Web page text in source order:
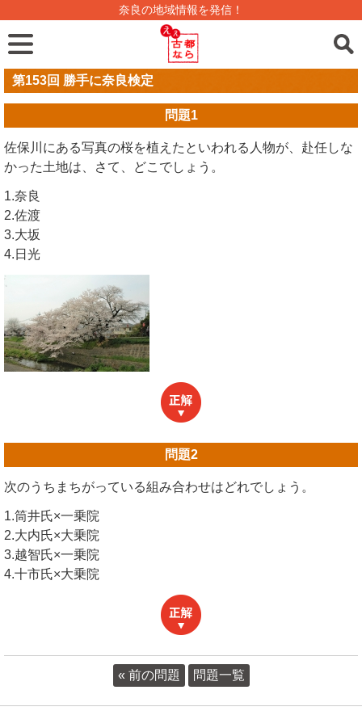
奈良の地域情報を発信！
第153回 勝手に奈良検定
問題1
佐保川にある写真の桜を植えたといわれる人物が、赴任しな
かった土地は、さて、どこでしょう。
1.奈良
2.佐渡
3.大坂
4.日光
問題2
次のうちまちがっている組み合わせはどれでしょう。
1.筒井氏×一乗院
2.大内氏×大乗院
3.越智氏×一乗院
4.十市氏×大乗院
« 前の問題 問題一覧